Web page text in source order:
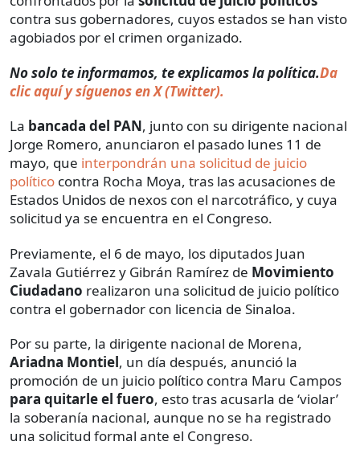
contra sus gobernadores, cuyos estados se han visto
agobiados por el crimen organizado.
No solo te informamos, te explicamos la política.Da
clic aquí y síguenos en X (Twitter).
La bancada del PAN, junto con su dirigente nacional
Jorge Romero, anunciaron el pasado lunes 11 de
mayo, que interpondrán una solicitud de juicio
político contra Rocha Moya, tras las acusaciones de
Estados Unidos de nexos con el narcotráfico, y cuya
solicitud ya se encuentra en el Congreso.
Previamente, el 6 de mayo, los diputados Juan
Zavala Gutiérrez y Gibrán Ramírez de Movimiento
Ciudadano realizaron una solicitud de juicio político
contra el gobernador con licencia de Sinaloa.
Por su parte, la dirigente nacional de Morena,
Ariadna Montiel, un día después, anunció la
promoción de un juicio político contra Maru Campos
para quitarle el fuero, esto tras acusarla de ‘violar’
la soberanía nacional, aunque no se ha registrado
una solicitud formal ante el Congreso.